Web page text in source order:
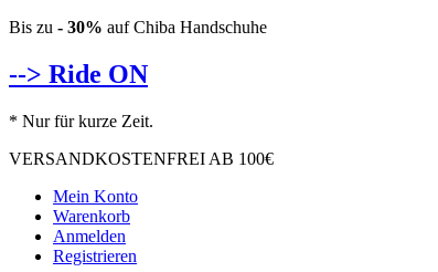
Bis zu - 30% auf Chiba Handschuhe
--> Ride ON
* Nur für kurze Zeit.
VERSANDKOSTENFREI AB 100€
Mein Konto
Warenkorb
Anmelden
Registrieren